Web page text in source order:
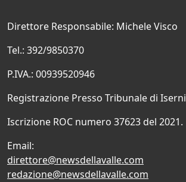
Direttore Responsabile: Michele Visco
Tel.: 392/9850370
P.IVA.: 00939520946
Registrazione Presso Tribunale di
Iscrizione ROC numero 37623 del 2021.
Email:
direttore@newsdellavalle.com
redazione@newsdellavalle.com